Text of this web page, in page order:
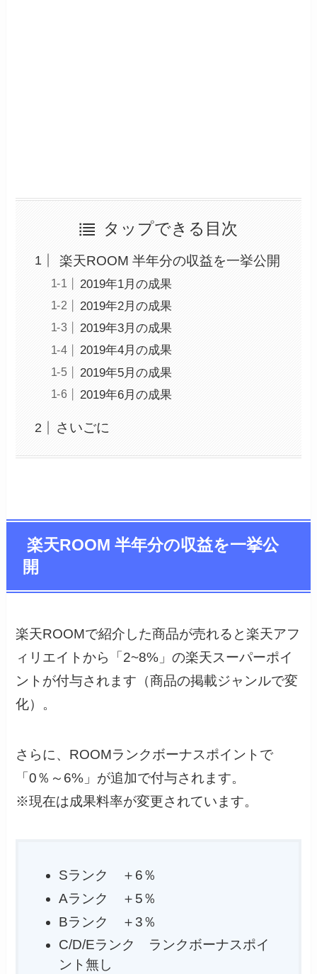
タップできる目次
楽天ROOM 半年分の収益を一挙公開
2019年1月の成果
2019年2月の成果
2019年3月の成果
2019年4月の成果
2019年5月の成果
2019年6月の成果
さいごに
楽天ROOM 半年分の収益を一挙公
開
楽天ROOMで紹介した商品が売れると楽天アフ
ィリエイトから「2~8%」の楽天スーパーポイ
ントが付与されます（商品の掲載ジャンルで変
化）。
さらに、ROOMランクボーナスポイントで
「0％～6%」が追加で付与されます。
※現在は成果料率が変更されています。
Sランク ＋6％
Aランク ＋5％
Bランク ＋3％
C/D/Eランク ランクボーナスポイ
ント無し